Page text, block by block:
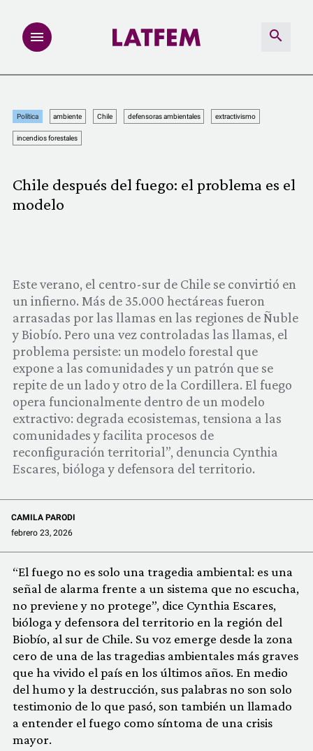
INVESTIGACIONES
REDACCIÓN ABIERTA
PRODUCTOS
COMUNIDAD
QUIÉNES SOMOS
Política ambiente Chile defensoras ambientales extractivismo
incendios forestales
Chile después del fuego: el problema es el
modelo
Este verano, el centro-sur de Chile se convirtió en
un infierno. Más de 35.000 hectáreas fueron
arrasadas por las llamas en las regiones de Ñuble
y Biobío. Pero una vez controladas las llamas, el
problema persiste: un modelo forestal que
expone a las comunidades y un patrón que se
repite de un lado y otro de la Cordillera. El fuego
opera funcionalmente dentro de un modelo
extractivo: degrada ecosistemas, tensiona a las
comunidades y facilita procesos de
reconfiguración territorial”, denuncia Cynthia
Escares, bióloga y defensora del territorio.
CAMILA PARODI
febrero 23, 2026
“El fuego no es solo una tragedia ambiental: es una
señal de alarma frente a un sistema que no escucha,
no previene y no protege”, dice Cynthia Escares,
bióloga y defensora del territorio en la región del
Biobío, al sur de Chile. Su voz emerge desde la zona
cero de una de las tragedias ambientales más graves
que ha vivido el país en los últimos años. En medio
del humo y la destrucción, sus palabras no son solo
testimonio de lo que pasó, son también un llamado
a entender el fuego como síntoma de una crisis
mayor.